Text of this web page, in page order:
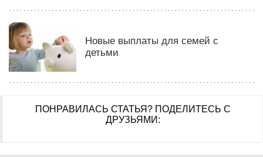
Новые выплаты для семей с
детьми
ПОНРАВИЛАСЬ СТАТЬЯ? ПОДЕЛИТЕСЬ С
ДРУЗЬЯМИ: